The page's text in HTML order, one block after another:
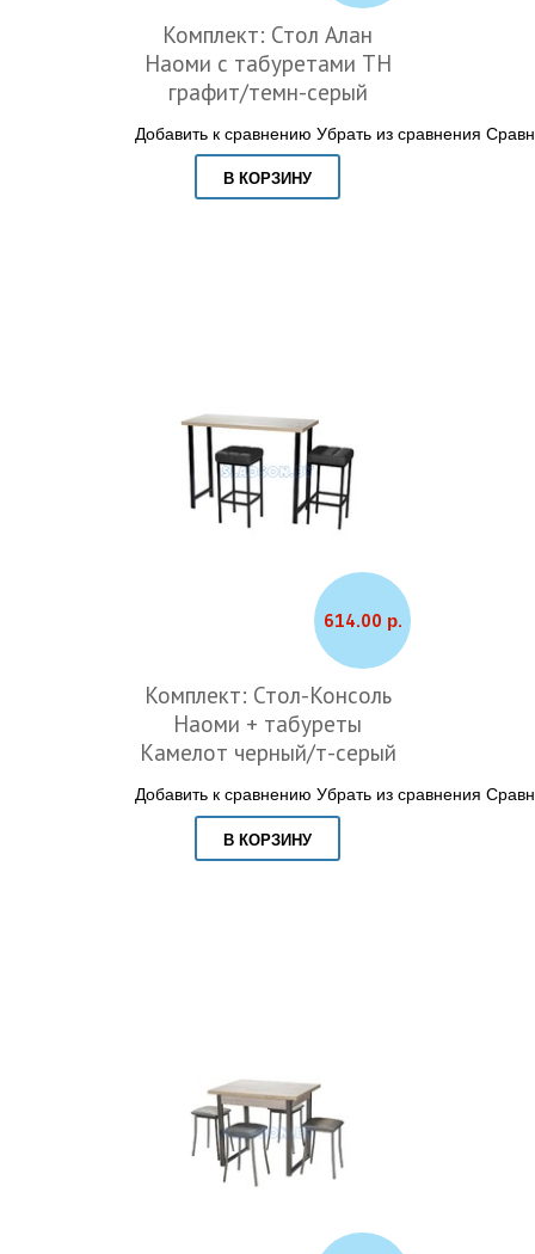
Комплект: Стол Алан
Наоми с табуретами ТН
графит/темн-серый
Добавить к сравнению Убрать из сравнения
В КОРЗИНУ
614.00 р.
Комплект: Стол-Консоль
Наоми + табуреты
Камелот черный/т-серый
Добавить к сравнению Убрать из сравнения
В КОРЗИНУ